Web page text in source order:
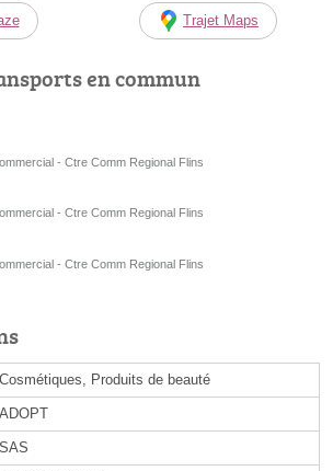
Trajet Maps
en commun
- Ctre Comm Regional Flins
- Ctre Comm Regional Flins
- Ctre Comm Regional Flins
Cosmétiques, Produits de beauté
ADOPT
SAS